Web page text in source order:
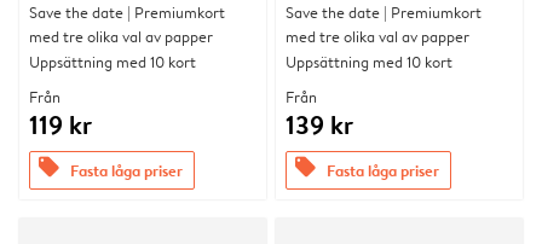
Save the date | Premiumkort
med tre olika val av papper
Uppsättning med 10 kort
Från
119 kr
offers Fasta låga priser
Save the date | Premiumkort
med tre olika val av papper
Uppsättning med 10 kort
Från
139 kr
offers Fasta låga priser